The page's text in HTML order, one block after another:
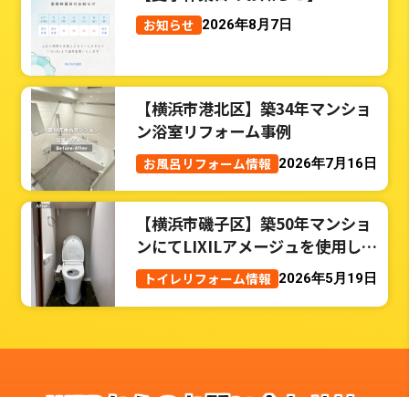
お知らせ 2026年8月7日
【横浜市港北区】築34年マンショ
ン浴室リフォーム事例
お風呂リフォーム情報 2026年7月16日
【横浜市磯子区】築50年マンショ
ンにてLIXILアメージュを使用した
トイレリフォーム事例
トイレリフォーム情報 2026年5月19日